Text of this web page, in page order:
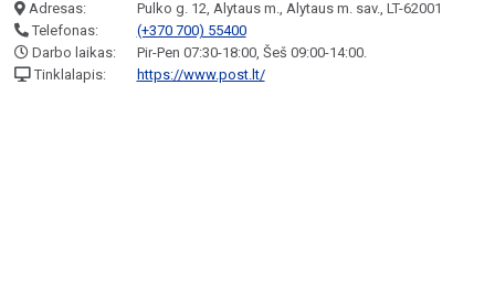
Adresas:
Pulko g. 12, Alytaus m., Alytaus m. sav., LT-62001
Telefonas:
(+370 700) 55400
Darbo laikas:
Pir-Pen 07:30-18:00, Šeš 09:00-14:00.
Tinklalapis:
https://www.post.lt/